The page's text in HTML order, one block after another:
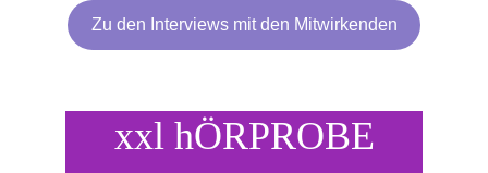
Zu den Interviews mit den Mitwirkenden
xxl hÖRPROBE